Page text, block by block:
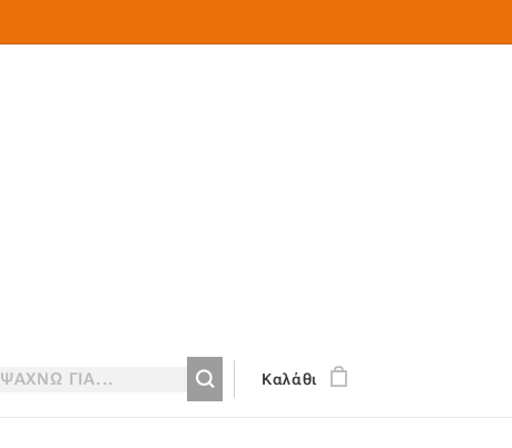
Καλάθι